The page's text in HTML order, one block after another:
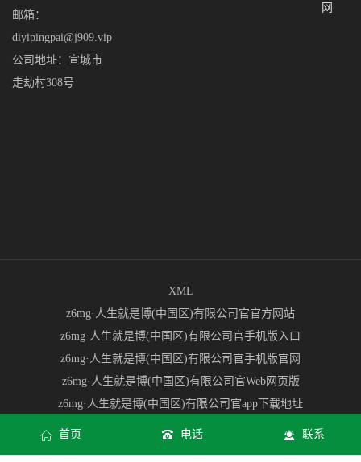
邮箱：
diyipingpai@j909.vip
公司地址：宣城市
走劫村308号
网
XML
z6mg·人生就是博(中国区)有限公司官官方网站
z6mg·人生就是博(中国区)有限公司官手机版入口
z6mg·人生就是博(中国区)有限公司官手机版官网
z6mg·人生就是博(中国区)有限公司官Web网页版
z6mg·人生就是博(中国区)有限公司官app下载地址
2026·世界杯(23rd FIFA World Cup)合作指定平台-官方网站
首页 电话 联系